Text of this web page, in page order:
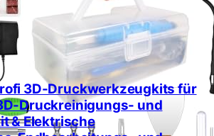
3D-Druckwerkzeugkits für
Druckreinigungs- und
& Elektrische